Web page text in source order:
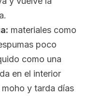
materiales como
poco
como una
en el interior
y tarda días